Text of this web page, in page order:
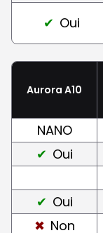
Oui
Aurora A10
NANO
Oui
Oui
Non